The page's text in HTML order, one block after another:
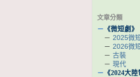
文章分類
－ 《微短劇》
－ 2025微
－ 2026微
－ 古裝
－ 現代
－ 《2024大陸